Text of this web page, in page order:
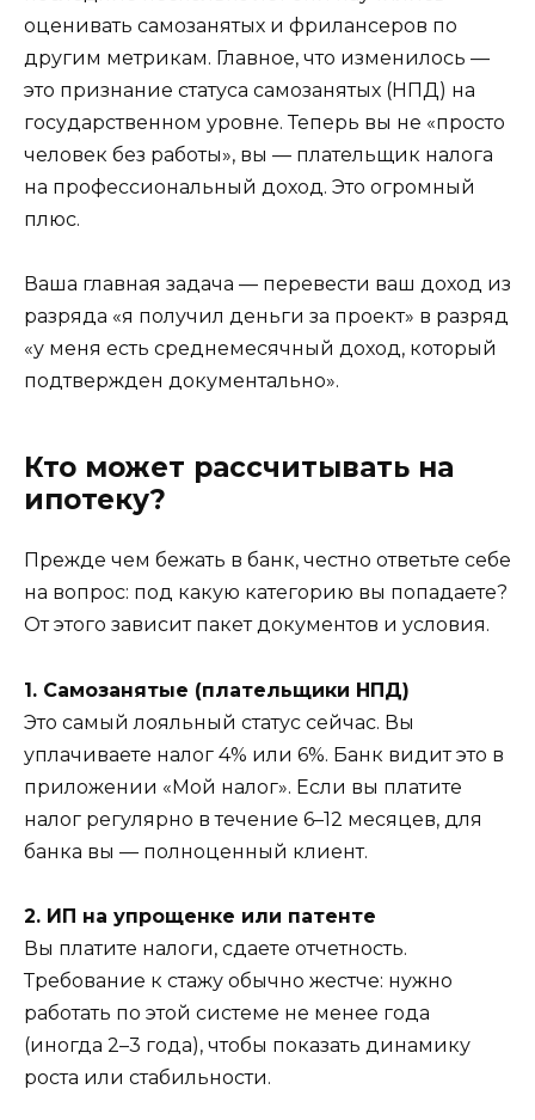
оценивать самозанятых и фрилансеров по
другим метрикам. Главное, что изменилось —
это признание статуса самозанятых (НПД) на
государственном уровне. Теперь вы не «просто
человек без работы», вы — плательщик налога
на профессиональный доход. Это огромный
плюс.
Ваша главная задача — перевести ваш доход из
разряда «я получил деньги за проект» в разряд
«у меня есть среднемесячный доход, который
подтвержден документально».
Кто может рассчитывать на
ипотеку?
Прежде чем бежать в банк, честно ответьте себе
на вопрос: под какую категорию вы попадаете?
От этого зависит пакет документов и условия.
1. Самозанятые (плательщики НПД)
Это самый лояльный статус сейчас. Вы
уплачиваете налог 4% или 6%. Банк видит это в
приложении «Мой налог». Если вы платите
налог регулярно в течение 6–12 месяцев, для
банка вы — полноценный клиент.
2. ИП на упрощенке или патенте
Вы платите налоги, сдаете отчетность.
Требование к стажу обычно жестче: нужно
работать по этой системе не менее года
(иногда 2–3 года), чтобы показать динамику
роста или стабильности.